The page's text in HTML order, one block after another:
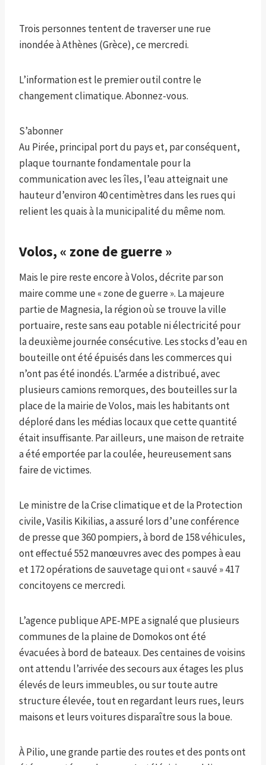
Trois personnes tentent de traverser une rue
inondée à Athènes (Grèce), ce mercredi.
L’information est le premier outil contre le
changement climatique. Abonnez-vous.
S’abonner
Au Pirée, principal port du pays et, par conséquent,
plaque tournante fondamentale pour la
communication avec les îles, l’eau atteignait une
hauteur d’environ 40 centimètres dans les rues qui
relient les quais à la municipalité du même nom.
Volos, « zone de guerre »
Mais le pire reste encore à Volos, décrite par son
maire comme une « zone de guerre ». La majeure
partie de Magnesia, la région où se trouve la ville
portuaire, reste sans eau potable ni électricité pour
la deuxième journée consécutive. Les stocks d’eau en
bouteille ont été épuisés dans les commerces qui
n’ont pas été inondés. L’armée a distribué, avec
plusieurs camions remorques, des bouteilles sur la
place de la mairie de Volos, mais les habitants ont
déploré dans les médias locaux que cette quantité
était insuffisante. Par ailleurs, une maison de retraite
a été emportée par la coulée, heureusement sans
faire de victimes.
Le ministre de la Crise climatique et de la Protection
civile, Vasilis Kikilias, a assuré lors d’une conférence
de presse que 360 ​​pompiers, à bord de 158 véhicules,
ont effectué 552 manœuvres avec des pompes à eau
et 172 opérations de sauvetage qui ont « sauvé » 417
concitoyens ce mercredi.
L’agence publique APE-MPE a signalé que plusieurs
communes de la plaine de Domokos ont été
évacuées à bord de bateaux. Des centaines de voisins
ont attendu l’arrivée des secours aux étages les plus
élevés de leurs immeubles, ou sur toute autre
structure élevée, tout en regardant leurs rues, leurs
maisons et leurs voitures disparaître sous la boue.
À Pilio, une grande partie des routes et des ponts ont